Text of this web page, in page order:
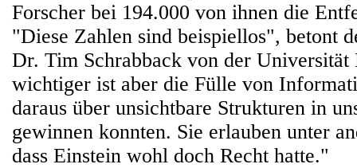
Forscher bei 194.000 von ihnen die
"Diese Zahlen sind beispiellos", betont
Dr. Tim Schrabback von der
wichtiger ist aber die Fülle von
daraus über unsichtbare Strukturen in
gewinnen konnten. Sie erlauben unter
dass Einstein wohl doch Recht hatte."